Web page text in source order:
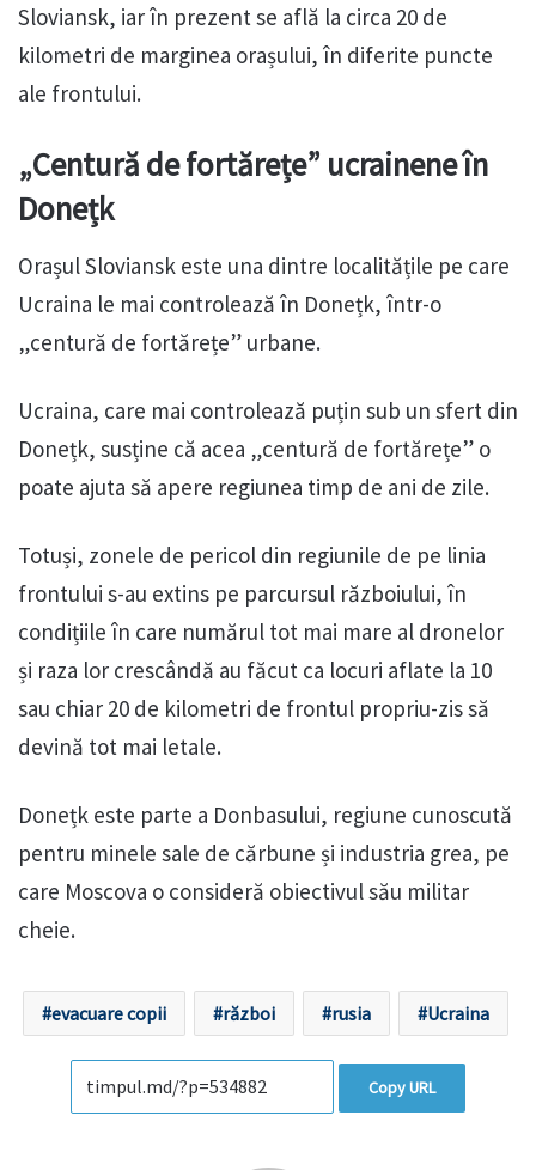
Sloviansk, iar în prezent se află la circa 20 de
kilometri de marginea orașului, în diferite puncte
ale frontului.
„Centură de fortărețe” ucrainene în
Donețk
Orașul Sloviansk este una dintre localitățile pe care
Ucraina le mai controlează în Donețk, într-o
„centură de fortărețe” urbane.
Ucraina, care mai controlează puțin sub un sfert din
Donețk, susține că acea „centură de fortărețe” o
poate ajuta să apere regiunea timp de ani de zile.
Totuși, zonele de pericol din regiunile de pe linia
frontului s-au extins pe parcursul războiului, în
condițiile în care numărul tot mai mare al dronelor
și raza lor crescândă au făcut ca locuri aflate la 10
sau chiar 20 de kilometri de frontul propriu-zis să
devină tot mai letale.
Donețk este parte a Donbasului, regiune cunoscută
pentru minele sale de cărbune și industria grea, pe
care Moscova o consideră obiectivul său militar
cheie.
evacuare copii război rusia Ucraina
Copy URL